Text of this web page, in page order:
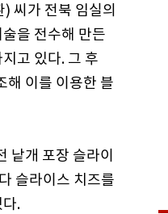
씨가 전북 임실의
을 전수해 만든
고 있다. 그 후
해 이를 이용한 블
낱개 포장 슬라이
슬라이스 치즈를
.